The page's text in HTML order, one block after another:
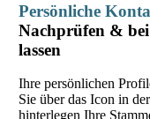
Persönliche
Nachprüfen &
lassen
Ihre persönlichen
Sie über das Icon in
hinterlegen Ihre